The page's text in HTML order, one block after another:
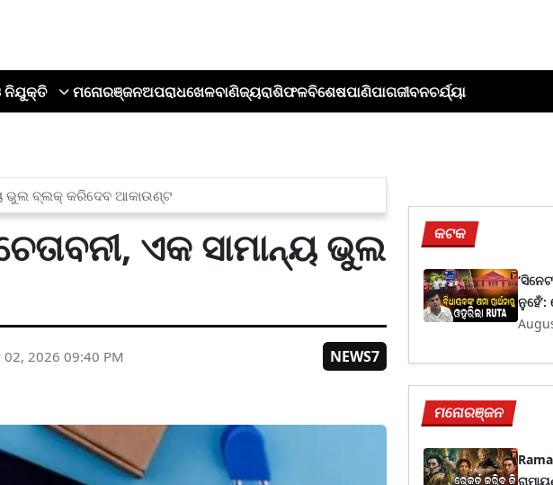
ନିଯୁକ୍ତି ମନୋରଞ୍ଜନଅପରାଧଖେଳବାଣିଜ୍ୟରାଶିଫଳବିଶେଷପାଣିପାଗଜୀବନଚର୍ଯ୍ୟା
ଭୁଲ ବ୍ଲକ୍ କରିଦେବ ଆକାଉଣ୍ଟ
ଏକ ସାମାନ୍ୟ ଭୁଲ
2026 09:40 PM
NEWS7
କଟକ
ମନୋରଞ୍ଜନ